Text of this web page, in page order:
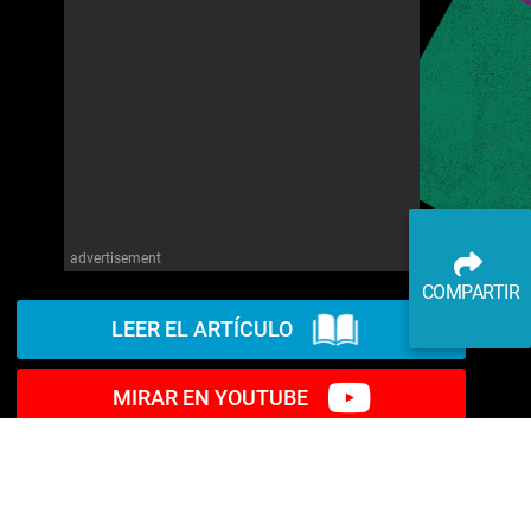
advertisement
LEER EL ARTÍCULO
MIRAR EN YOUTUBE
COMPARTIR